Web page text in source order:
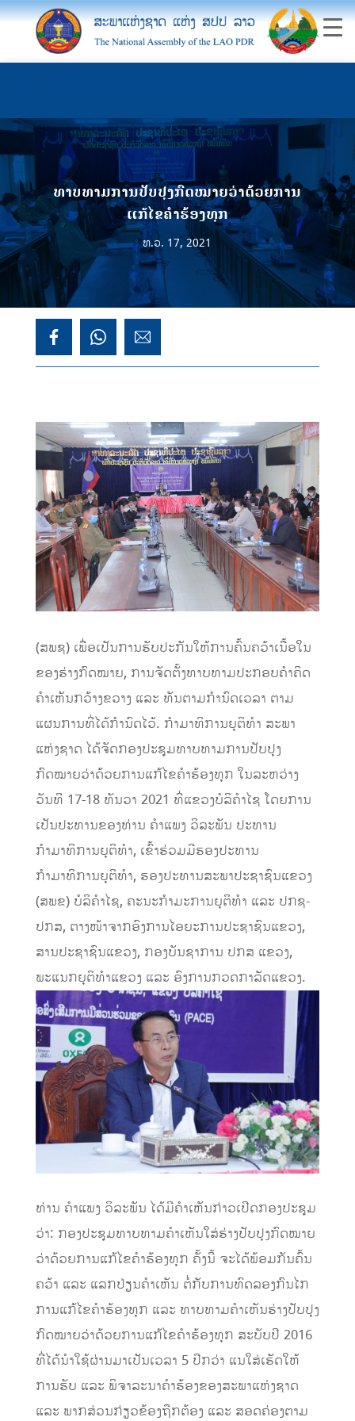
ທາບທາມການປັບປຸງກົດໝາຍວ່າດ້ວຍການ
ແກ້ໄຂຄຳຮ້ອງທຸກ
ທ.ວ. 17, 2021
(ສພຊ) ເພື່ອເປັນການຮັບປະກັນໃຫ້ການຄົ້ນຄວ້າເນື້ອໃນ
ຂອງຮ່າງກົດໝາຍ, ການຈັດຕັ້ງທາບທາມປະກອບຄຳຄິດ
ຄຳເຫັນກວ້າງຂວາງ ແລະ ທັນຕາມກຳນົດເວລາ ຕາມ
ແຜນການທີ່ໄດ້ກຳນົດໄວ້. ກຳມາທິການຍຸຕິທຳ ສະພາ
ແຫ່ງຊາດ ໄດ້ຈັດກອງປະຊຸມທາບທາມການປັບປຸງ
ກົດໝາຍວ່າດ້ວຍການແກ້ໄຂຄຳຮ້ອງທຸກ ໃນລະຫວ່າງ
ວັນທີ 17-18 ທັນວາ 2021 ທີ່ແຂວງບໍລິຄຳໄຊ ໂດຍການ
ເປັນປະທານຂອງທ່ານ ຄຳແພງ ວິລະພັນ ປະທານ
ກຳມາທິການຍຸຕິທຳ, ເຂົ້າຮ່ວມມີຮອງປະທານ
ກຳມາທິການຍຸຕິທຳ, ຮອງປະທານສະພາປະຊາຊົນແຂວງ
(ສພຂ) ບໍລິຄຳໄຊ, ຄະນະກຳມະການຍຸຕິທຳ ແລະ ປກຊ-
ປກສ, ຕາງໜ້າຈາກອົງການໄອຍະການປະຊາຊົນແຂວງ,
ສານປະຊາຊົນແຂວງ, ກອງບັນຊາການ ປກສ ແຂວງ,
ພະແນກຍຸຕິທຳແຂວງ ແລະ ອົງການກວດກາລັດແຂວງ.
ທ່ານ ຄຳແພງ ວິລະພັນ ໄດ້ມີຄຳເຫັນກ່າວເປີດກອງປະຊຸມ
ວ່າ: ກອງປະຊຸມທາບທາມຄຳເຫັນໃສ່ຮ່າງປັບປຸງກົດໝາຍ
ວ່າດ້ວຍການແກ້ໄຂຄຳຮ້ອງທຸກ ຄັ້ງນີ້ ຈະໄດ້ພ້ອມກັນຄົ້ນ
ຄວ້າ ແລະ ແລກປ່ຽນຄຳເຫັນ ຕໍ່ກັບການທົດລອງກົນໄກ
ການແກ້ໄຂຄຳຮ້ອງທຸກ ແລະ ທາບທາມຄຳເຫັນຮ່າງປັບປຸງ
ກົດໝາຍວ່າດ້ວຍການແກ້ໄຂຄຳຮ້ອງທຸກ ສະບັບປີ 2016
ທີ່ໄດ້ນຳໃຊ້ຜ່ານມາເປັນເວລາ 5 ປີກວ່າ ແນໃສ່ເຮັດໃຫ້
ການຮັບ ແລະ ພິຈາລະນາຄຳຮ້ອງຂອງສະພາແຫ່ງຊາດ
ແລະ ພາກສ່ວນກ່ຽວຂ້ອງຖືກຕ້ອງ ແລະ ສອດຄ່ອງຕາມ